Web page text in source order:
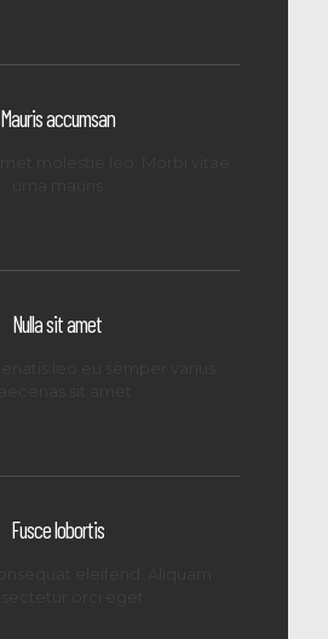
Mauris accumsan
Nulla sit amet
Fusce lobortis